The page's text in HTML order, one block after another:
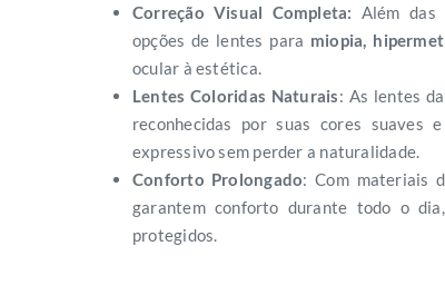
Correção Visual Completa: Além das
opções de lentes para miopia,
ocular à estética.
Lentes Coloridas Naturais: As lentes
reconhecidas por suas cores suaves
expressivo sem perder a naturalidade.
Conforto Prolongado: Com materiais
garantem conforto durante todo o
protegidos.